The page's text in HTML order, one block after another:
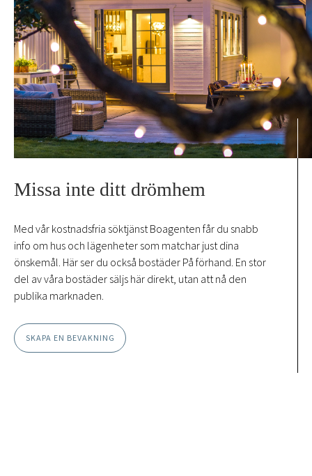
Missa inte ditt drömhem
Med vår kostnadsfria söktjänst Boagenten får du snabb
info om hus och lägenheter som matchar just dina
önskemål. Här ser du också bostäder På förhand. En stor
del av våra bostäder säljs här direkt, utan att nå den
publika marknaden.
SKAPA EN BEVAKNING